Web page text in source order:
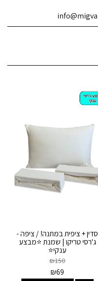
סדין + ציפית במתנה! / ציפה -
ג'רסי טריקו | שמנת ⭐מבצע
ענקי⭐
₪150
₪69